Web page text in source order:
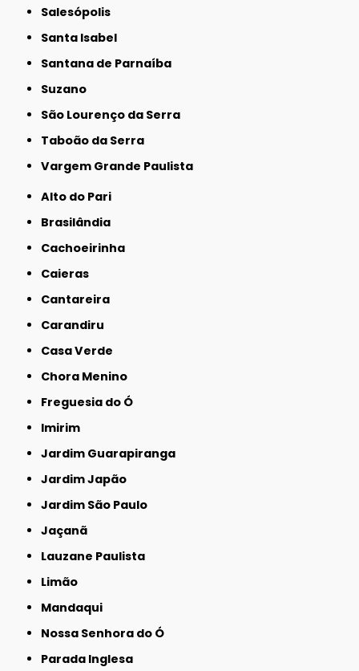
Salesópolis
Santa Isabel
Santana de Parnaíba
Suzano
São Lourenço da Serra
Taboão da Serra
Vargem Grande Paulista
Alto do Pari
Brasilândia
Cachoeirinha
Caieras
Cantareira
Carandiru
Casa Verde
Chora Menino
Freguesia do Ó
Imirim
Jardim Guarapiranga
Jardim Japão
Jardim São Paulo
Jaçanã
Lauzane Paulista
Limão
Mandaqui
Nossa Senhora do Ó
Parada Inglesa